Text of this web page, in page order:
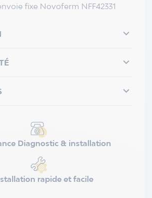
fixe Novoferm NFF42331



Diagnostic & installation
rapide et facile